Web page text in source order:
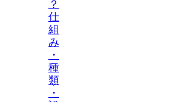
？
仕
組
み
・
種
類
・